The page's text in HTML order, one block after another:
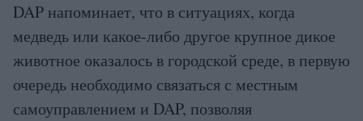
DAP напоминает, что в ситуациях, когда
медведь или какое-либо другое крупное дикое
животное оказалось в городской среде, в первую
очередь необходимо связаться с местным
самоуправлением и DAP, позволяя